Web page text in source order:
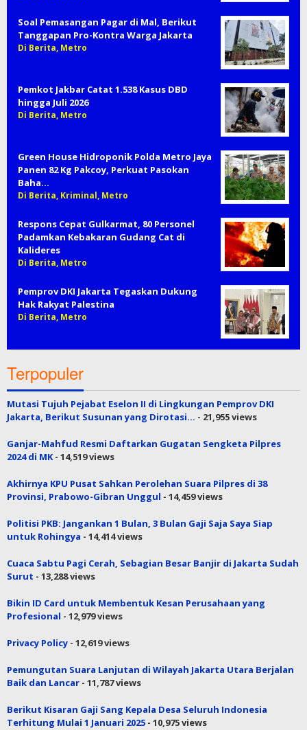
Soal Pemasangan Pagar di Mal, Berikut
Tanggapan Pro-Kontra Warga Jakarta
Di Berita, Metro
Pemkot Jakbar Catat 1.538 Kasus DBD
hingga Juli 2026
Di Berita, Metro
Green House Hidroponik Polda Metro Jaya
Panen 82 Kg Pakcoy, Perkuat Pasokan
Baha…
Di Berita, Kriminal, Metro
Respons Cepat Gulkarmat, 80 Personel
Padamkan Kebakaran Gudang Cat di
Kalideres
Di Berita, Metro
Pemprov DKI Jakarta Tegaskan Dukung
Hak Rakyat Palestina
Di Berita, Metro
Terpopuler
Mutasi Tujuh Pejabat Eselon II di Lingkungan Pemprov DKI
Jakarta, Berikut Susunan yang Dirotasi… - 21,955 views
Ganjar-Mahfud Resmi Daftarkan Gugatan Sengketa Pilpres
2024 di MK- 14,519 views
Akhirnya KPU Pusat Sahkan Perolehan Suara Pilpres di 38
Provinsi, Prabowo-Gibran Unggul - 14,459 views
Politisi PKB: Jangankan 1 Bulan, 3 Bulan Gaji Saja Saya Siap
untuk Rohingya - 14,414 views
Cuaca Sabtu Pagi Cerah, Sebagian Besar Banjir di Jakarta Sudah
Surut - 13,288 views
Bikin ID Card untuk Membentuk Kesan Perusahaan yang
Profesional - 12,979 views
Privacy Policy - 12,619 views
Pemungutan Suara Lanjutan di Wilayah Jakarta Utara Berjalan
Baik dan Lancar - 11,787 views
Berikut Kisaran Gaji Sang Kepala Desa Seluruh Indonesia
Terhitung Mulai 1 Januari 2025 - 10,975 views